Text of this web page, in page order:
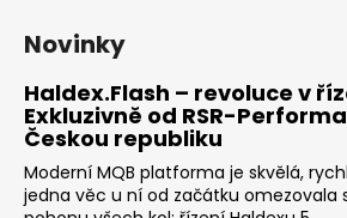
Novinky
Haldex.Flash – revoluce v
Exkluzivně od RSR-
Českou republiku
Moderní MQB platforma je skvělá,
jedna věc u ní od začátku omezovala